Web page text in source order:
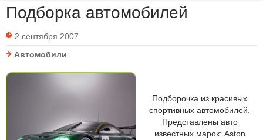
Подборка автомобилей
2 сентября 2007
Автомобили
Подборочка из красивых
спортивных автомобилей.
Представлены авто
известных марок: Aston